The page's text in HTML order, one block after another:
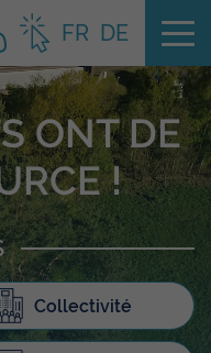
FR DE
ONT DE
!
Collectivité